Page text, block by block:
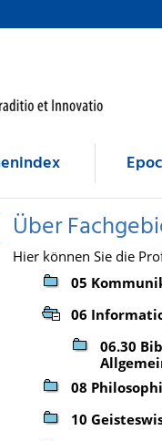
Über
Hier können Sie die
05
06
06.30
08
10